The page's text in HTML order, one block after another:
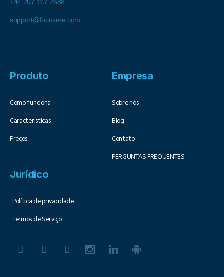
+44 207 117 2688
support@focusme.com
Produto
Como funciona
Características
Preços
Empresa
Sobre nós
Blog
Contato
PERGUNTAS FREQUENTES
Jurídico
Política de privacidade
Termos de Serviço